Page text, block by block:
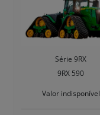
Série 9RX
9RX 590
Valor indisponível